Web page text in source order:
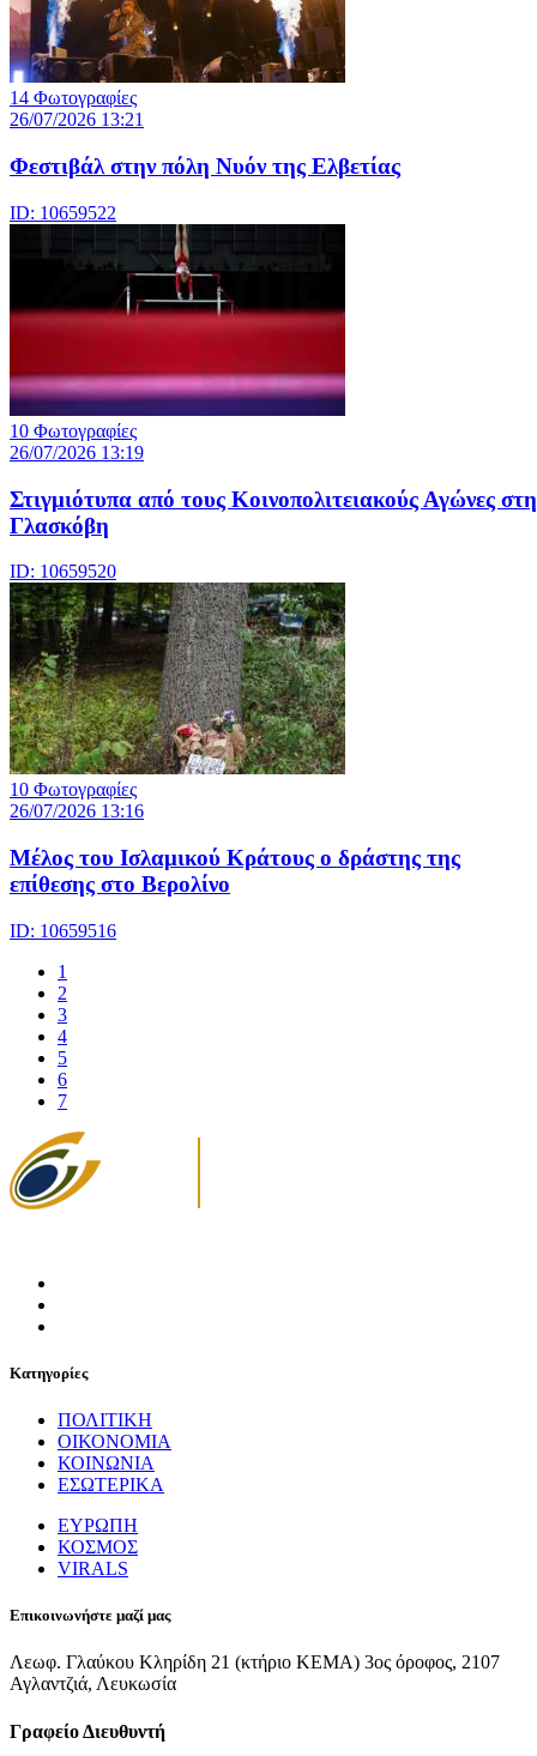
14 Φωτογραφίες
26/07/2026 13:21
Φεστιβάλ στην πόλη Νυόν της Ελβετίας
ID: 10659522
10 Φωτογραφίες
26/07/2026 13:19
Στιγμιότυπα από τους Κοινοπολιτειακούς Αγώνες στη
Γλασκόβη
ID: 10659520
10 Φωτογραφίες
26/07/2026 13:16
Μέλος του Ισλαμικού Κράτους o δράστης της
επίθεσης στο Βερολίνο
ID: 10659516
1
2
3
4
5
6
7
Κατηγορίες
ΠΟΛΙΤΙΚΗ
ΟΙΚΟΝΟΜΙΑ
ΚΟΙΝΩΝΙΑ
ΕΣΩΤΕΡΙΚΑ
ΕΥΡΩΠΗ
ΚΟΣΜΟΣ
VIRALS
Επικοινωνήστε μαζί μας
Λεωφ. Γλαύκου Κληρίδη 21 (κτήριο ΚΕΜΑ) 3ος όροφος, 2107
Αγλαντζιά, Λευκωσία
Γραφείο Διευθυντή